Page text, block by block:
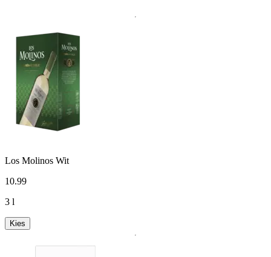
Los Molinos Wit
10.99
3 l
Kies